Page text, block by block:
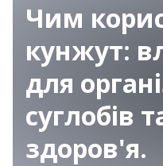
Чим
кунжут:
для
суглобів
здоров'я.